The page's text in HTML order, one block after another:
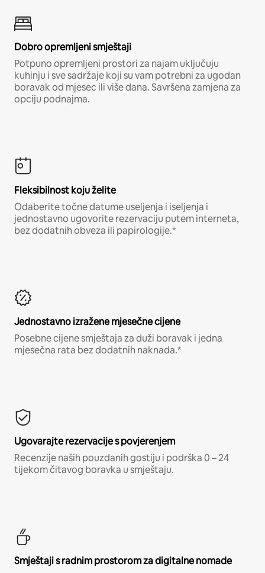
Dobro opremljeni smještaji
Potpuno opremljeni prostori za najam uključuju
kuhinju i sve sadržaje koji su vam potrebni za ugodan
boravak od mjesec ili više dana. Savršena zamjena za
opciju podnajma.
Fleksibilnost koju želite
Odaberite točne datume useljenja i iseljenja i
jednostavno ugovorite rezervaciju putem interneta,
bez dodatnih obveza ili papirologije.*
Jednostavno izražene mjesečne cijene
Posebne cijene smještaja za duži boravak i jedna
mjesečna rata bez dodatnih naknada.*
Ugovarajte rezervacije s povjerenjem
Recenzije naših pouzdanih gostiju i podrška 0 – 24
tijekom čitavog boravka u smještaju.
Smještaji s radnim prostorom za digitalne nomade